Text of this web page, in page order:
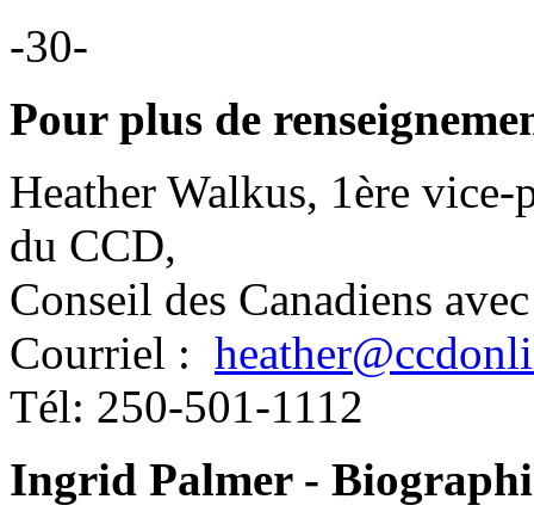
-30-
Pour plus de
Heather Walkus, 1ère
du CCD,
Conseil des Canadiens
Courriel :
Tél: 250-501-1112
Ingrid Palmer -